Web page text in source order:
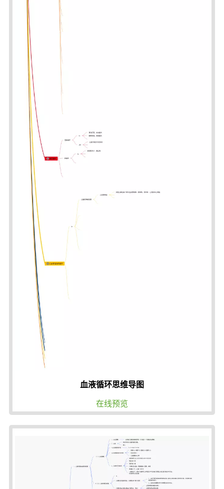
血液循环思维导图
在线预览